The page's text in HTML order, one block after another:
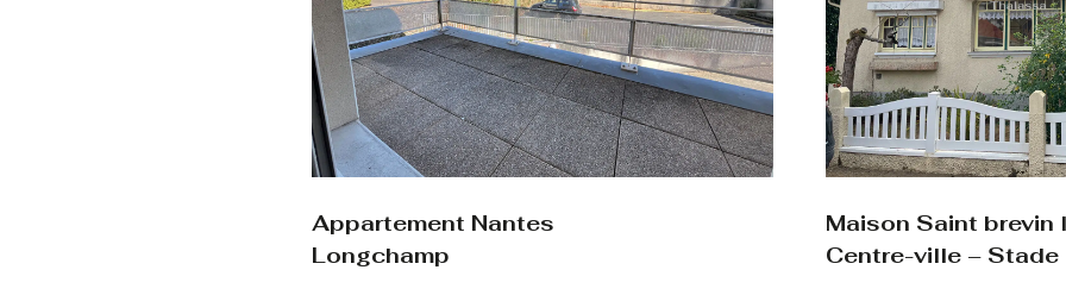
Appartement Nantes
Longchamp
Maison Saint brevin
Centre-ville – Stade